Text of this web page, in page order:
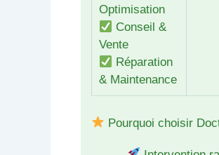
Optimisation
Conseil &
Vente
Réparation
& Maintenance
Pourquoi choisir